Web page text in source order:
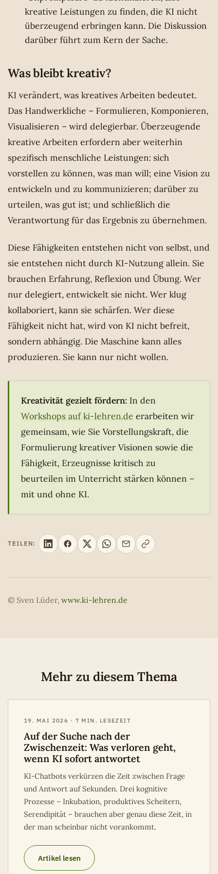
kreative Leistungen zu finden, die KI nicht
überzeugend erbringen kann. Die Diskussion
darüber führt zum Kern der Sache.
Was bleibt kreativ?
KI verändert, was kreatives Arbeiten bedeutet.
Das Handwerkliche – Formulieren, Komponieren,
Visualisieren – wird delegierbar. Überzeugende
kreative Arbeiten erfordern aber weiterhin
spezifisch menschliche Leistungen: sich
vorstellen zu können, was man will; eine Vision zu
entwickeln und zu kommunizieren; darüber zu
urteilen, was gut ist; und schließlich die
Verantwortung für das Ergebnis zu übernehmen.
Diese Fähigkeiten entstehen nicht von selbst, und
sie entstehen nicht durch KI-Nutzung allein. Sie
brauchen Erfahrung, Reflexion und Übung. Wer
nur delegiert, entwickelt sie nicht. Wer klug
kollaboriert, kann sie schärfen. Wer diese
Fähigkeit nicht hat, wird von KI nicht befreit,
sondern abhängig. Die Maschine kann alles
produzieren. Sie kann nur nicht wollen.
Kreativität gezielt fördern: In den
Workshops auf ki-lehren.de erarbeiten wir
gemeinsam, wie Sie Vorstellungskraft, die
Formulierung kreativer Visionen sowie die
Fähigkeit, Erzeugnisse kritisch zu
beurteilen im Unterricht stärken können –
mit und ohne KI.
TEILEN:
© Sven Lüder, www.ki-lehren.de
Mehr zu diesem Thema
19. MAI 2026 · 7 MIN. LESEZEIT
Auf der Suche nach der
Zwischenzeit: Was verloren geht,
wenn KI sofort antwortet
KI-Chatbots verkürzen die Zeit zwischen Frage
und Antwort auf Sekunden. Drei kognitive
Prozesse – Inkubation, produktives Scheitern,
Serendipität – brauchen aber genau diese Zeit, in
der man scheinbar nicht vorankommt.
Artikel lesen